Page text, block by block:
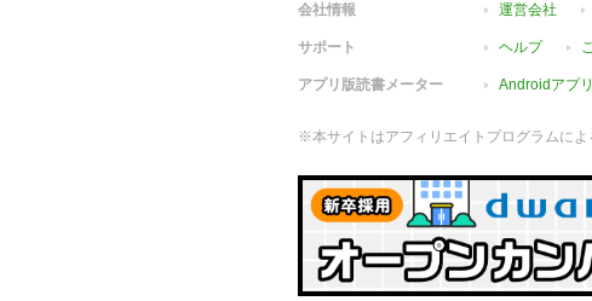
会社情報 運営会社
サポート ヘルプ
アプリ版読書メーター Androidアプリ
※本サイトはアフィリエイトプログラムによ